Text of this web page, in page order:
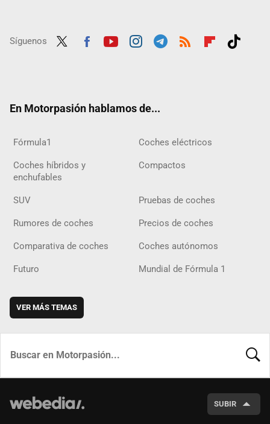
Síguenos
En Motorpasión hablamos de...
Fórmula1 Coches eléctricos
Coches híbridos y
enchufables
Compactos
SUV Pruebas de coches
Rumores de coches Precios de coches
Comparativa de coches Coches autónomos
Futuro Mundial de Fórmula 1
VER MÁS TEMAS
SUBIR